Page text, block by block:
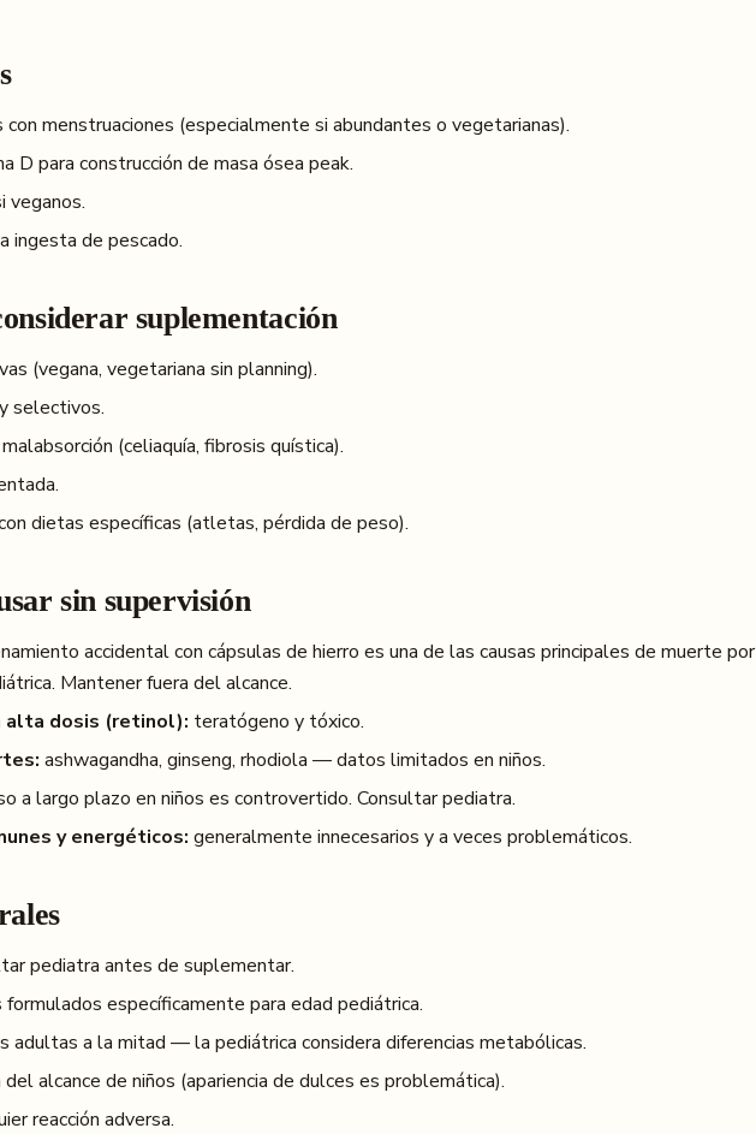
con menstruaciones (especialmente si abundantes o vegetarianas).
D para construcción de masa ósea peak.
veganos.
ingesta de pescado.
suplementación
(vegana, vegetariana sin planning).
selectivos.
(celiaquía, fibrosis quística).
dietas específicas (atletas, pérdida de peso).
sin supervisión
accidental con cápsulas de hierro es una de las causas principales de muerte por
Mantener fuera del alcance.
alta dosis (retinol): teratógeno y tóxico.
ashwagandha, ginseng, rhodiola — datos limitados en niños.
a largo plazo en niños es controvertido. Consultar pediatra.
y energéticos: generalmente innecesarios y a veces problemáticos.
pediatra antes de suplementar.
específicamente para edad pediátrica.
adultas a la mitad — la pediátrica considera diferencias metabólicas.
alcance de niños (apariencia de dulces es problemática).
reacción adversa.